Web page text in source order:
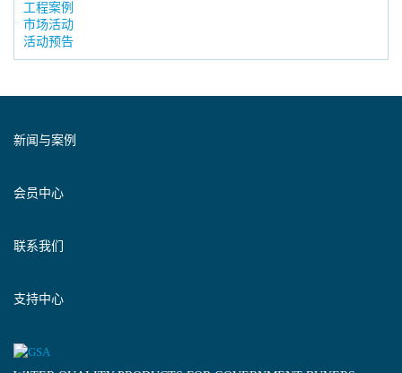
工程案例
市场活动
活动预告
新闻与案例
会员中心
联系我们
支持中心